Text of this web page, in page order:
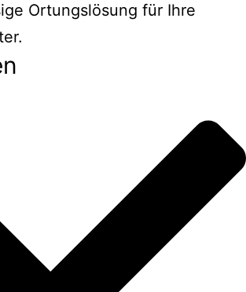
Ortungslösung für Ihre